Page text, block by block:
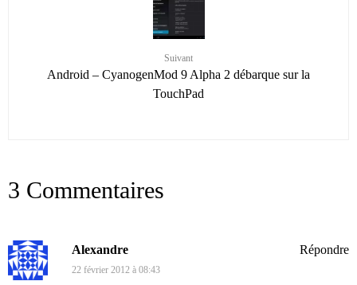
Suivant
Android – CyanogenMod 9 Alpha 2 débarque sur la
TouchPad
3 Commentaires
Alexandre
22 février 2012 à 08:43
Répondre